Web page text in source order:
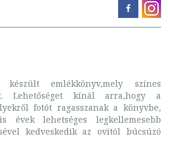
készült emlékkönyv,mely színes
Lehetőséget kínál arra,hogy a
fotót ragasszanak a könyvbe,
lehetséges legkellemesebb
kedveskedik az ovitól búcsúzó